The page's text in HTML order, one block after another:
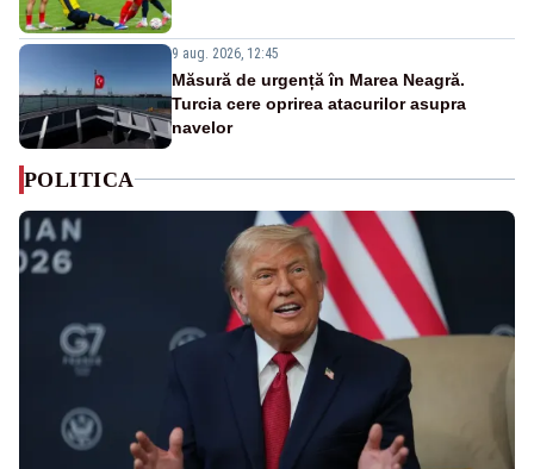
9 aug. 2026, 12:45
Măsură de urgență în Marea Neagră.
Turcia cere oprirea atacurilor asupra
navelor
POLITICA